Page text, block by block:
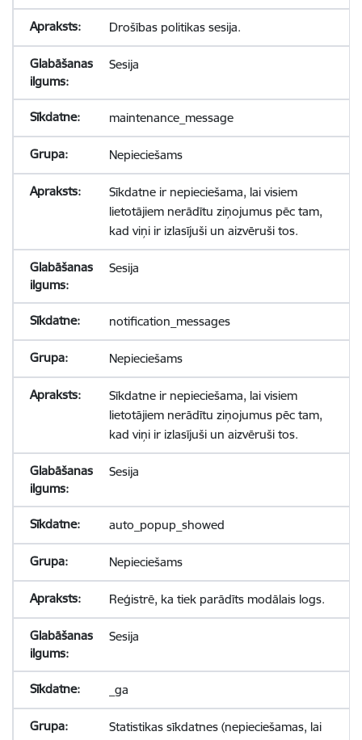
Drošības politikas sesija.
Sesija
maintenance_message
Nepieciešams
Sīkdatne ir nepieciešama, lai visiem
lietotājiem nerādītu ziņojumus pēc tam,
kad viņi ir izlasījuši un aizvēruši tos.
Sesija
notification_messages
Nepieciešams
Sīkdatne ir nepieciešama, lai visiem
lietotājiem nerādītu ziņojumus pēc tam,
kad viņi ir izlasījuši un aizvēruši tos.
Sesija
auto_popup_showed
Nepieciešams
Reģistrē, ka tiek parādīts modālais logs.
Sesija
_ga
Statistikas sīkdatnes (nepieciešamas, lai